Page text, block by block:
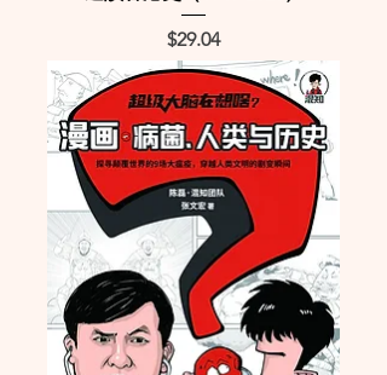
Price
$29.04